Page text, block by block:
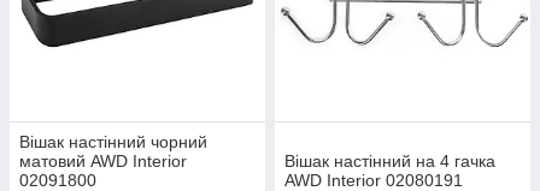
Вішак настінний чорний
матовий AWD Interior
02091800
Вішак настінний на 4 гачка
AWD Interior 02080191